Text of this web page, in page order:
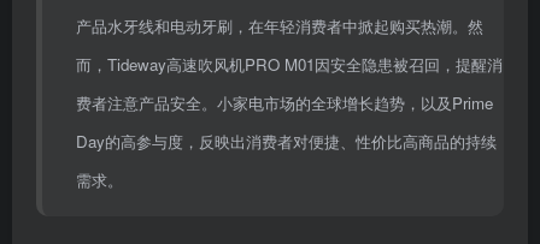
产品水牙线和电动牙刷，在年轻消费者中掀起购买热潮。然
而，Tideway高速吹风机PRO M01因安全隐患被召回，提醒消
费者注意产品安全。小家电市场的全球增长趋势，以及Prime
Day的高参与度，反映出消费者对便捷、性价比高商品的持续
需求。